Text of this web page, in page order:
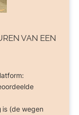
VAN EEN
is (de wegen